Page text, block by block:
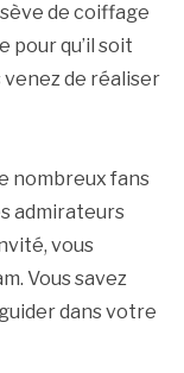
de coiffage
pour qu’il soit
venez de réaliser
nombreux fans
admirateurs
vous
Vous savez
dans votre